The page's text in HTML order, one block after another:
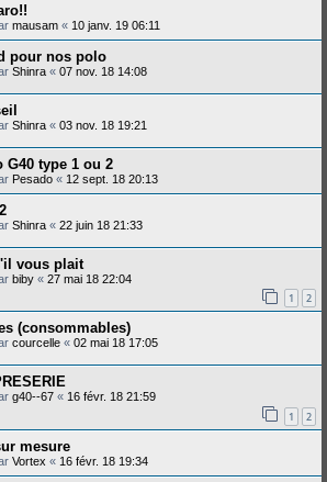
mausam « 10 janv. 19 06:11
pour nos polo
Shinra « 07 nov. 18 14:08
Shinra « 03 nov. 18 19:21
G40 type 1 ou 2
Pesado « 12 sept. 18 20:13
Shinra « 22 juin 18 21:33
vous plait
biby « 27 mai 18 22:04
1 2
(consommables)
courcelle « 02 mai 18 17:05
g40--67 « 16 févr. 18 21:59
1 2
mesure
Vortex « 16 févr. 18 19:34